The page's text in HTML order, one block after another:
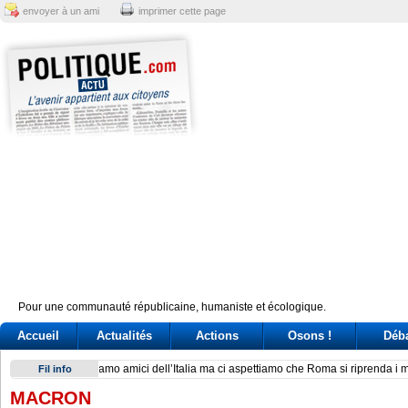
envoyer à un ami imprimer cette page
Pour une communauté républicaine, humaniste et écologique.
Accueil Actualités Actions Osons !
Fil info Giuseppe Conte, un’«agenda» per la leadership (ma il
MACRON